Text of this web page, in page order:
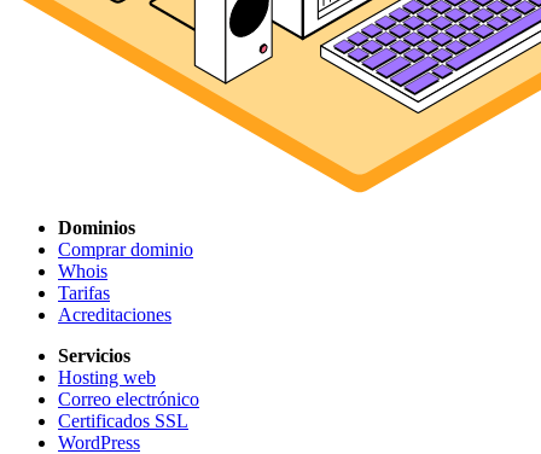
Dominios
Comprar dominio
Whois
Tarifas
Acreditaciones
Servicios
Hosting web
Correo electrónico
Certificados SSL
WordPress